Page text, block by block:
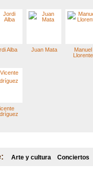
Alba Juan Mata
Manuel
Llorente
Arte y cultura Conciertos